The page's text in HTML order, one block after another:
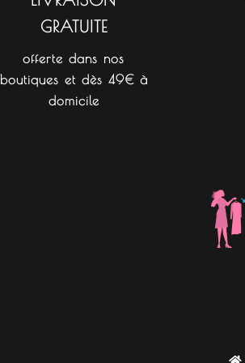
GRATUITE
offerte dans nos
boutiques et dès 49€ à
domicile